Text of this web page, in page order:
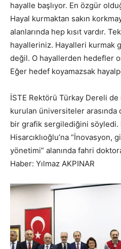
hayalle başlıyor. En özgür
Hayal kurmaktan sakın
alanlarında hep kısıt vardır.
hayalleriniz. Hayalleri kurmak
değil. O hayallerden hedefler
Eğer hedef koyamazsak
İSTE Rektörü Türkay Dereli
kurulan üniversiteler
bir grafik sergilediğini söyledi.
Hisarcıklıoğlu’na
yönetimi” alanında fahri
Haber: Yılmaz AKPINAR